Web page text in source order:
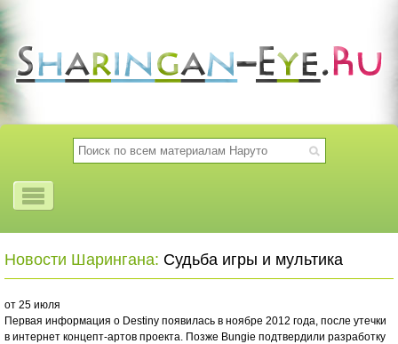
Новости Шарингана: Судьба игры и мультика
от 25 июля
Первая информация о Destiny появилась в ноябре 2012 года, после утечки
в интернет концепт-артов проекта. Позже Bungie подтвердили разработку